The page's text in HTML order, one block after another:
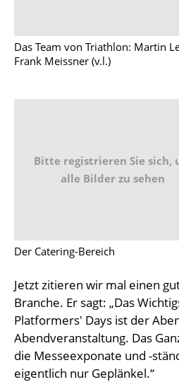
Das Team von Triathlon: Martin
Frank Meissner (v.l.)
Bitte registrieren Sie sich,
alle Bilder zu sehen
Der Catering-Bereich
Jetzt zitieren wir mal einen
Branche. Er sagt: „Das
Platformers' Days ist der
Abendveranstaltung. Das
die Messeexponate und -
eigentlich nur Geplänkel.“